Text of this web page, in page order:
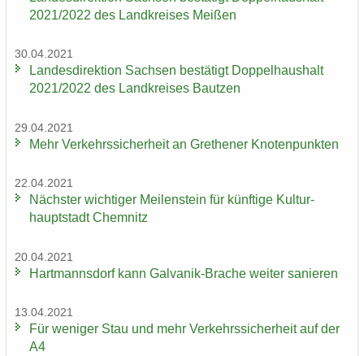
2021/2022 des Land­krei­ses Mei­ßen
30.04.2021
Lan­des­di­rek­ti­on Sach­sen be­stä­tigt Dop­pel­haus­halt
2021/2022 des Land­krei­ses Baut­zen
29.04.2021
Mehr Ver­kehrs­si­cher­heit an Gre­the­ner Kno­ten­punk­ten
22.04.2021
Nächs­ter wich­ti­ger Mei­len­stein für künf­ti­ge Kul­tur­
haupt­stadt Chem­nitz
20.04.2021
Hart­manns­dorf kann Galvanik-​Brache wei­ter sa­nie­ren
13.04.2021
Für we­ni­ger Stau und mehr Ver­kehrs­si­cher­heit auf der
A4